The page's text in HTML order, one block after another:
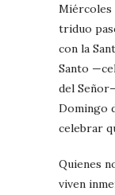
Miércoles
triduo
con la
Santo
del
Domingo
celebrar
Quienes
viven